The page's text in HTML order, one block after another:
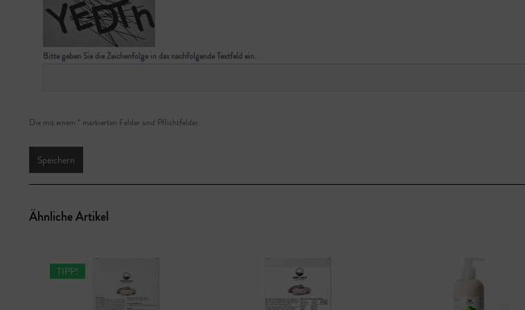
Bitte geben Sie die Zeichenfolge in das nachfolgende Textfeld ein.
Die mit einem * markierten Felder sind Pflichtfelder.
Speichern
Ähnliche Artikel
TIPP!